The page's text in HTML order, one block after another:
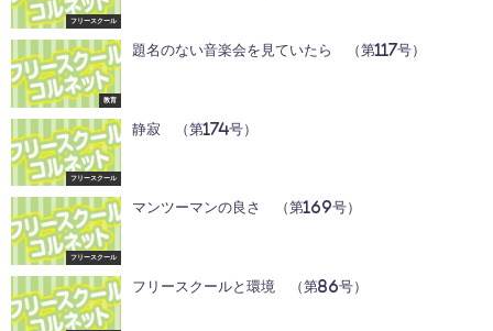
フリースクール
教育
題名のない音楽会を見ていたら （第117号）
フリースクール
静寂 （第174号）
フリースクール
マンツーマンの良さ （第169号）
フリースクールと環境 （第86号）